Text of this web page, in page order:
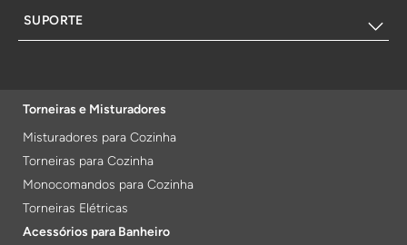
SUPORTE
Torneiras e Misturadores
Misturadores para Cozinha
Torneiras para Cozinha
Monocomandos para Cozinha
Torneiras Elétricas
Acessórios para Banheiro